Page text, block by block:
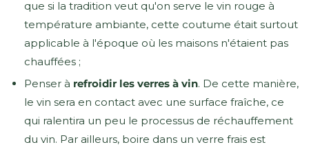
que si la tradition veut qu'on serve le vin rouge à
température ambiante, cette coutume était surtout
applicable à l'époque où les maisons n'étaient pas
chauffées ;
Penser à refroidir les verres à vin. De cette manière,
le vin sera en contact avec une surface fraîche, ce
qui ralentira un peu le processus de réchauffement
du vin. Par ailleurs, boire dans un verre frais est